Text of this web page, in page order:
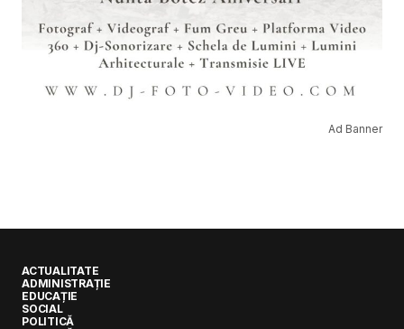
Ad Banner
ACTUALITATE
ADMINISTRAȚIE
EDUCAȚIE
SOCIAL
POLITICĂ